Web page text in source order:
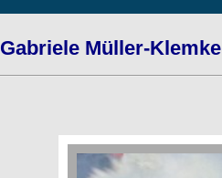
Gabriele Müller-